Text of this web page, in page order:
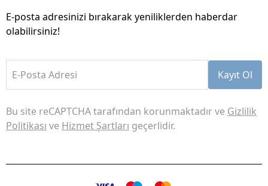
E-posta adresinizi bırakarak yeniliklerden haberdar
olabilirsiniz!
E-Posta Adresi Kayıt Ol
Bu site reCAPTCHA tarafından korunmaktadır ve Gizlilik
Politikası ve Hizmet Şartları geçerlidir.